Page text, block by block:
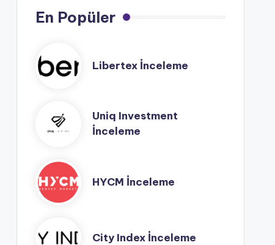
En Popüler
Libertex İnceleme
Uniq Investment
İnceleme
HYCM İnceleme
City Index İnceleme